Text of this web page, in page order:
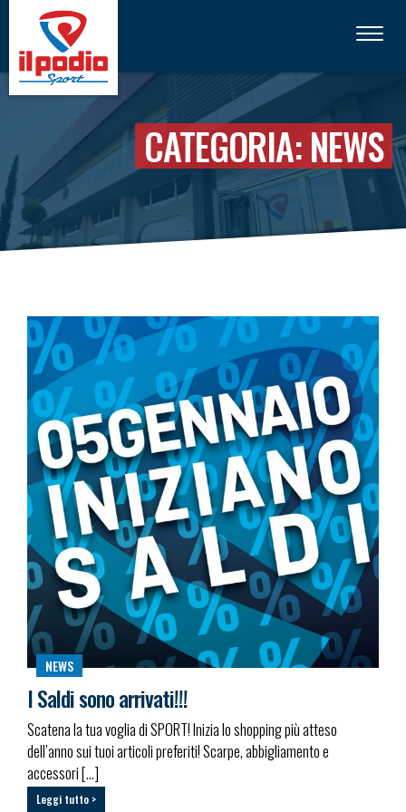
Toggle
CATEGORIA:NEWS
NEWS
I Saldi sono arrivati!!!
Scatena la tua voglia di SPORT! Inizia lo shopping più atteso
dell’anno sui tuoi articoli preferiti! Scarpe, abbigliamento e
accessori […]
Leggi tutto >